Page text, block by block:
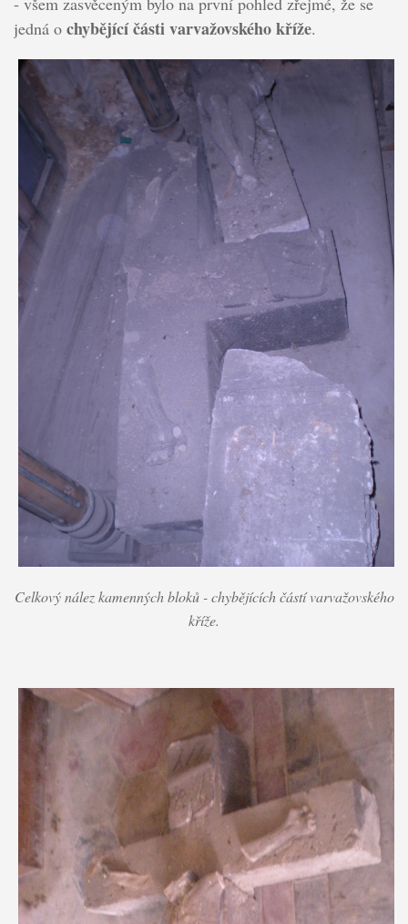
jedná ochybějící části varvažovského kříže.
Celkový nález kamenných bloků - chybějících částí varvažovského
kříže.